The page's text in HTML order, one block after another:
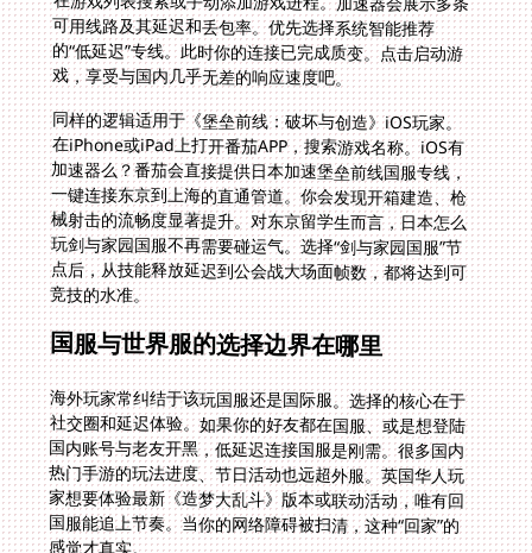
戏，享受与国内几乎无差的响应速度吧。
同样的逻辑适用于《堡垒前线：破坏与创造》iOS玩家。
在iPhone或iPad上打开番茄APP，搜索游戏名称。iOS有
加速器么？番茄会直接提供日本加速堡垒前线国服专线，
一键连接东京到上海的直通管道。你会发现开箱建造、枪
械射击的流畅度显著提升。对东京留学生而言，日本怎么
玩剑与家园国服不再需要碰运气。选择“剑与家园国服”节
点后，从技能释放延迟到公会战大场面帧数，都将达到可
竞技的水准。
国服与世界服的选择边界在哪里
海外玩家常纠结于该玩国服还是国际服。选择的核心在于
社交圈和延迟体验。如果你的好友都在国服、或是想登陆
国内账号与老友开黑，低延迟连接国服是刚需。很多国内
热门手游的玩法进度、节日活动也远超外服。英国华人玩
家想要体验最新《造梦大乱斗》版本或联动活动，唯有回
国服能追上节奏。当你的网络障碍被扫清，这种“回家”的
感觉才真实。